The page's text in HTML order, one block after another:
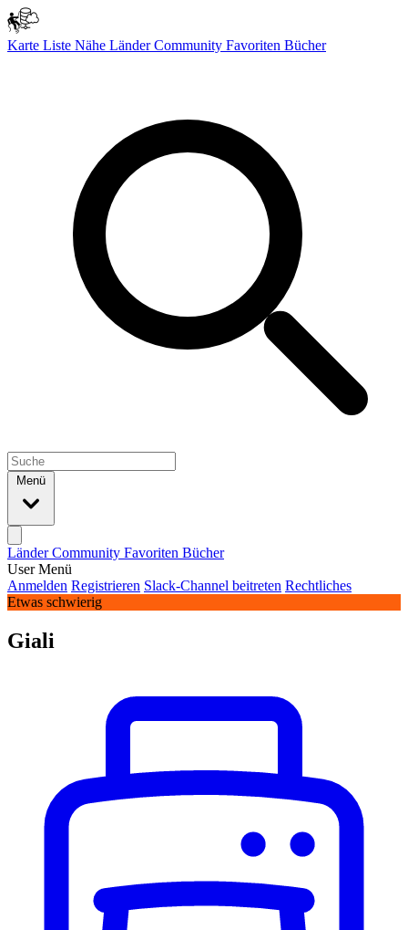
Karte Liste Nähe LänderCommunity Favoriten Bücher
Menü
LänderCommunity Favoriten Bücher
User Menü
Anmelden Registrieren Slack-Channel beitreten Rechtliches
Etwas schwierig
Giali